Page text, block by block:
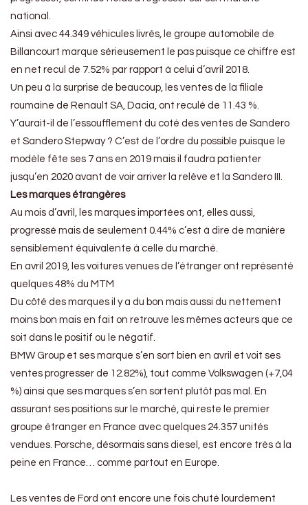
national.
Ainsi avec 44.349 véhicules livrés, le groupe automobile de
Billancourt marque sérieusement le pas puisque ce chiffre est
en net recul de 7.52% par rapport à celui d’avril 2018.
Un peu à la surprise de beaucoup, les ventes de la filiale
roumaine de Renault SA, Dacia, ont reculé de 11.43 %.
Y’aurait-il de l’essoufflement du coté des ventes de Sandero
et Sandero Stepway ? C’est de l’ordre du possible puisque le
modèle fête ses 7 ans en 2019 mais il faudra patienter
jusqu’en 2020 avant de voir arriver la relève et la Sandero III.
Les marques étrangères
Au mois d’avril, les marques importées ont, elles aussi,
progressé mais de seulement 0.44% c’est à dire de manière
sensiblement équivalente à celle du marché.
En avril 2019, les voitures venues de l’étranger ont représenté
quelques 48% du MTM
Du côté des marques il y a du bon mais aussi du nettement
moins bon mais en fait on retrouve les mêmes acteurs que ce
soit dans le positif ou le négatif.
BMW Group et ses marque s’en sort bien en avril et voit ses
ventes progresser de 12.82%), tout comme Volkswagen (+7,04
%) ainsi que ses marques s’en sortent plutôt pas mal. En
assurant ses positions sur le marché, qui reste le premier
groupe étranger en France avec quelques 24.357 unités
vendues. Porsche, désormais sans diesel, est encore très à la
peine en France… comme partout en Europe.
Les ventes de Ford ont encore une fois chuté lourdement